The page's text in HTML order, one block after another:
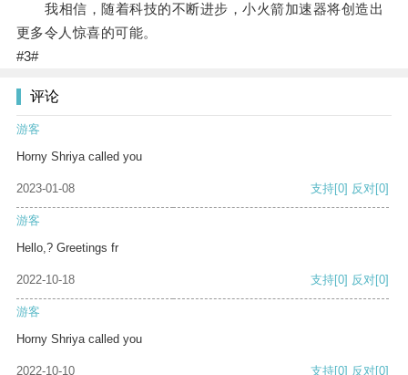
我相信，随着科技的不断进步，小火箭加速器将创造出
更多令人惊喜的可能。
#3#
评论
游客
Horny Shriya called you
2023-01-08 支持[0] 反对[0]
游客
Hello,? Greetings fr
2022-10-18 支持[0] 反对[0]
游客
Horny Shriya called you
2022-10-10 支持[0] 反对[0]